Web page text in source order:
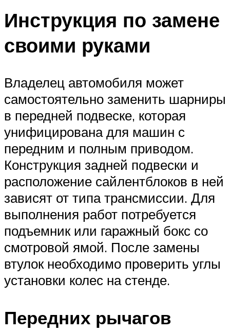
Инструкция по замене
своими руками
Владелец автомобиля может
самостоятельно заменить шарниры
в передней подвеске, которая
унифицирована для машин с
передним и полным приводом.
Конструкция задней подвески и
расположение сайлентблоков в ней
зависят от типа трансмиссии. Для
выполнения работ потребуется
подъемник или гаражный бокс со
смотровой ямой. После замены
втулок необходимо проверить углы
установки колес на стенде.
Передних рычагов